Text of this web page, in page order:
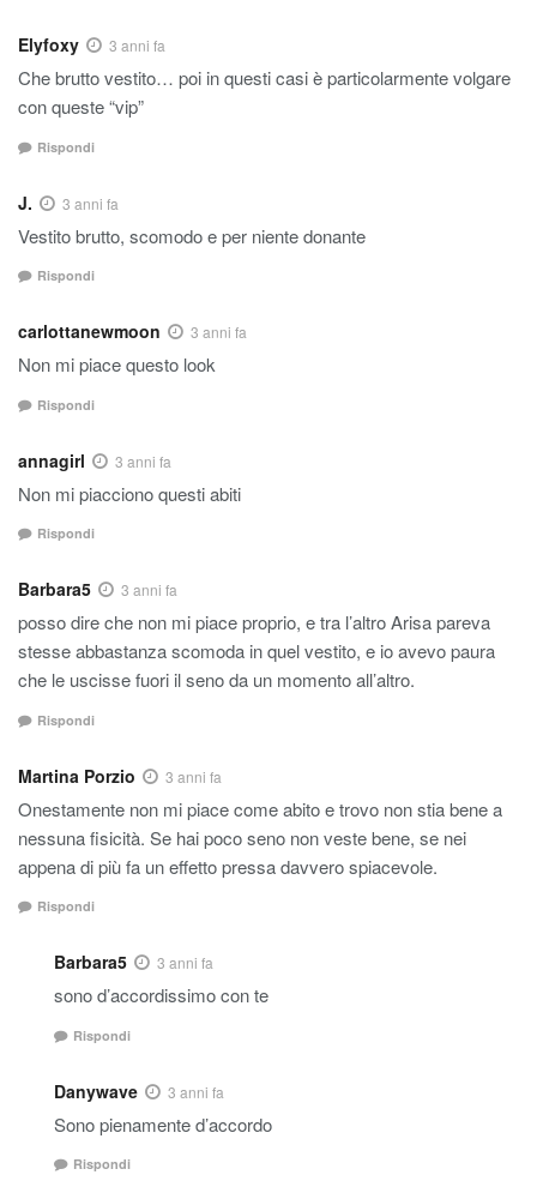
Elyfoxy 3 anni fa
Che brutto vestito… poi in questi casi è particolarmente volgare
con queste “vip”
Rispondi
J. 3 anni fa
Vestito brutto, scomodo e per niente donante
Rispondi
carlottanewmoon 3 anni fa
Non mi piace questo look
Rispondi
annagirl 3 anni fa
Non mi piacciono questi abiti
Rispondi
Barbara5 3 anni fa
posso dire che non mi piace proprio, e tra l’altro Arisa pareva
stesse abbastanza scomoda in quel vestito, e io avevo paura
che le uscisse fuori il seno da un momento all’altro.
Rispondi
Martina Porzio 3 anni fa
Onestamente non mi piace come abito e trovo non stia bene a
nessuna fisicità. Se hai poco seno non veste bene, se nei
appena di più fa un effetto pressa davvero spiacevole.
Rispondi
Barbara5 3 anni fa
sono d’accordissimo con te
Rispondi
Danywave 3 anni fa
Sono pienamente d’accordo
Rispondi